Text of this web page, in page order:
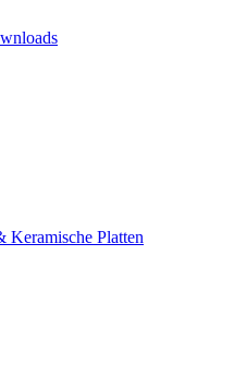
Keramische Platten